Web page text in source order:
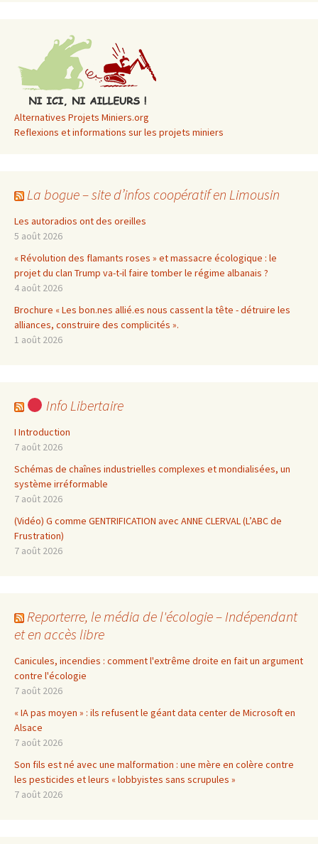
Alternatives Projets Miniers.org
Reflexions et informations sur les projets miniers
La bogue – site d’infos coopératif en Limousin
Les autoradios ont des oreilles
5 août 2026
« Révolution des flamants roses » et massacre écologique : le
projet du clan Trump va-t-il faire tomber le régime albanais ?
4 août 2026
Brochure « Les bon.nes allié.es nous cassent la tête - détruire les
alliances, construire des complicités ».
1 août 2026
Info Libertaire
I Introduction
7 août 2026
Schémas de chaînes industrielles complexes et mondialisées, un
système irréformable
7 août 2026
(Vidéo) G comme GENTRIFICATION avec ANNE CLERVAL (L’ABC de
Frustration)
7 août 2026
Reporterre, le média de l'écologie – Indépendant
et en accès libre
Canicules, incendies : comment l'extrême droite en fait un argument
contre l'écologie
7 août 2026
« IA pas moyen » : ils refusent le géant data center de Microsoft en
Alsace
7 août 2026
Son fils est né avec une malformation : une mère en colère contre
les pesticides et leurs « lobbyistes sans scrupules »
7 août 2026